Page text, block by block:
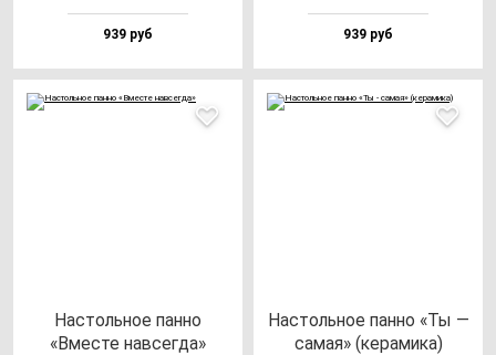
939 руб 939 руб
Нас­толь­ное пан­но
«Вмес­те нав­сег­да»
Нас­толь­ное пан­но «Ты —
са­мая» (ке­ра­ми­ка)